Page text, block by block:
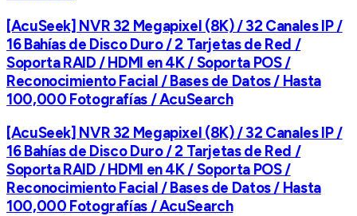
[AcuSeek] NVR 32 Megapixel (8K) / 32 Canales IP /
16 Bahías de Disco Duro / 2 Tarjetas de Red /
Soporta RAID / HDMI en 4K / Soporta POS /
Reconocimiento Facial / Bases de Datos / Hasta
100,000 Fotografías / AcuSearch
[AcuSeek] NVR 32 Megapixel (8K) / 32 Canales IP /
16 Bahías de Disco Duro / 2 Tarjetas de Red /
Soporta RAID / HDMI en 4K / Soporta POS /
Reconocimiento Facial / Bases de Datos / Hasta
100,000 Fotografías / AcuSearch